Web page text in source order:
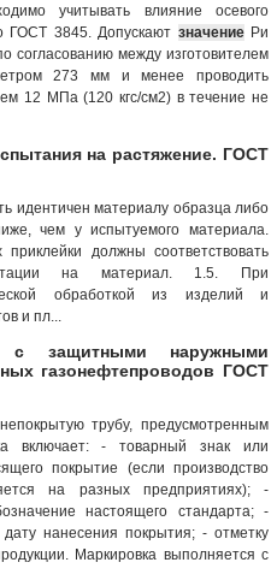
учитывать влияние осевого
ГОСТ 3845. Допускают значениеРи
согласованию между изготовителем
273 мм и менее проводить
12 МПа (120 кгс/см2) в течение не
на растяжение. ГОСТ
идентичен материалу образца либо
чем у испытуемого материала.
должны соответствовать
на материал. 1.5. При
обработкой из изделий и
и пл...
защитными наружными
газонефтепроводов ГОСТ
трубу, предусмотренным
включает: - товарный знак или
покрытие (если производство
на разных предприятиях); -
настоящего стандарта; -
нанесения покрытия; - отметку
Маркировка выполняется с